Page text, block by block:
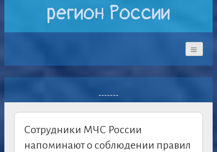
регион России
-------
Сотрудники МЧС России
напоминают о соблюдении правил